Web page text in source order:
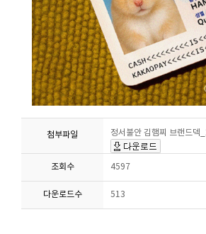
첨부파일 정서불안 김햄찌 브랜드
조회수 4597
다운로드수 513